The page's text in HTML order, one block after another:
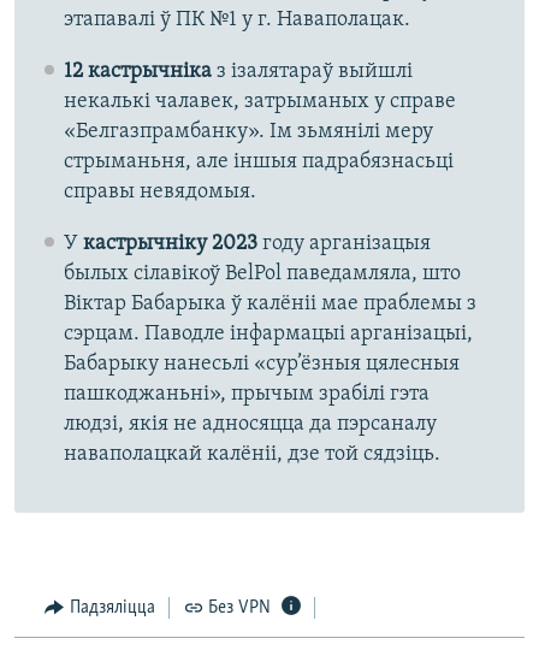
этапавалі ў ПК №1 у г. Наваполацак.
12 кастрычніказ ізалятараў выйшлі
некалькі чалавек, затрыманых у справе
«Белгазпрамбанку»​. Ім зьмянілі меру
стрыманьня, але іншыя падрабязнасьці
справы невядомыя.
У кастрычніку 2023году арганізацыя
былых сілавікоў BelPol паведамляла, што
Віктар Бабарыка ў калёніі мае праблемы з
сэрцам. Паводле інфармацыі арганізацыі,
Бабарыку нанесьлі «сур’ёзныя цялесныя
пашкоджаньні», прычым зрабілі гэта
людзі, якія не адносяцца да пэрсаналу
наваполацкай калёніі, дзе той сядзіць.
Падзяліцца Без VPN